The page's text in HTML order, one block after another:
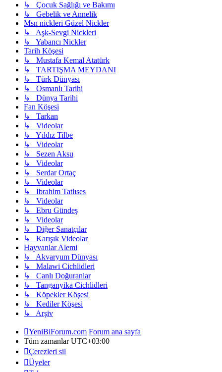
↳ Çocuk Sağlığı ve Bakımı
↳ Gebelik ve Annelik
Msn nickleri Güzel Nickler
↳ Aşk-Sevgi Nickleri
↳ Yabancı Nickler
Tarih Köşesi
↳ Mustafa Kemal Atatürk
↳ TARTIŞMA MEYDANI
↳ Türk Dünyası
↳ Osmanlı Tarihi
↳ Dünya Tarihi
Fan Köşesi
↳ Tarkan
↳ Videolar
↳ Yıldız Tilbe
↳ Videolar
↳ Sezen Aksu
↳ Videolar
↳ Serdar Ortaç
↳ Videolar
↳ Ibrahim Tatlıses
↳ Videolar
↳ Ebru Gündeş
↳ Videolar
↳ Diğer Sanatçılar
↳ Karışık Videolar
Hayvanlar Alemi
↳ Akvaryum Dünyası
↳ Malawi Cichlidleri
↳ Canlı Doğuranlar
↳ Tanganyika Cichlidleri
↳ Köpekler Köşesi
↳ Kediler Köşesi
↳ Arşiv
YeniBiForum.com Forum ana sayfa
Tüm zamanlarUTC+03:00
Çerezleri sil
Üyeler